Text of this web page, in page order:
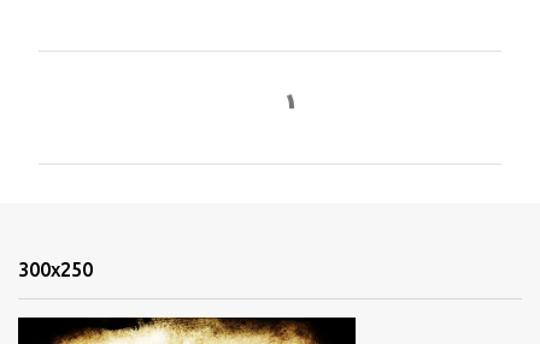
n
i
300x250